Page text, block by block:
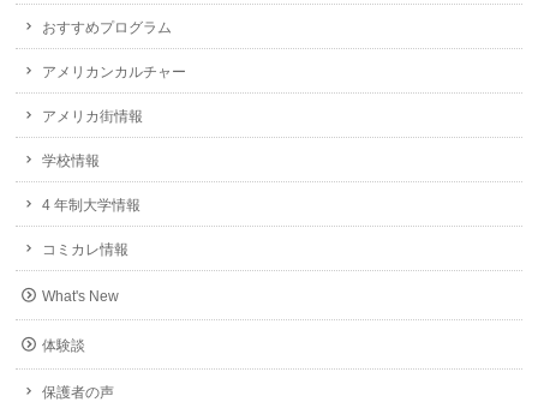
おすすめプログラム
アメリカンカルチャー
アメリカ街情報
学校情報
4 年制大学情報
コミカレ情報
What's New
体験談
保護者の声